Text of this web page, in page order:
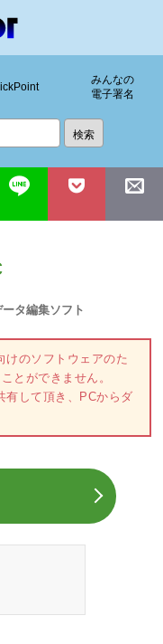
みんなの
電子署名
タ編集ソフト
けのソフトウェアのた
とができません。
有して頂き、PCからダ